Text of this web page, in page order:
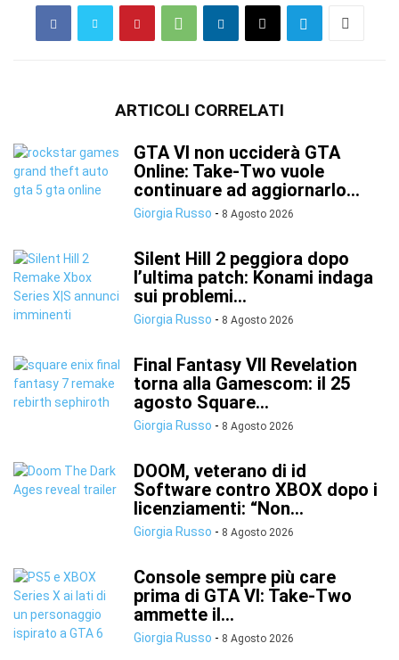
ARTICOLI CORRELATI
GTA VI non ucciderà GTA
Online: Take-Two vuole
continuare ad aggiornarlo...
Giorgia Russo - 8 Agosto 2026
Silent Hill 2 peggiora dopo
l’ultima patch: Konami indaga
sui problemi...
Giorgia Russo - 8 Agosto 2026
Final Fantasy VII Revelation
torna alla Gamescom: il 25
agosto Square...
Giorgia Russo - 8 Agosto 2026
DOOM, veterano di id
Software contro XBOX dopo i
licenziamenti: “Non...
Giorgia Russo - 8 Agosto 2026
Console sempre più care
prima di GTA VI: Take-Two
ammette il...
Giorgia Russo - 8 Agosto 2026